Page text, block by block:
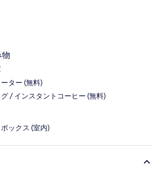
物
ター (無料)
/ インスタントコーヒー (無料)
ックス (室内)